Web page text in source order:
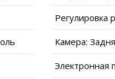
Регулировка
Камера:
Электронная